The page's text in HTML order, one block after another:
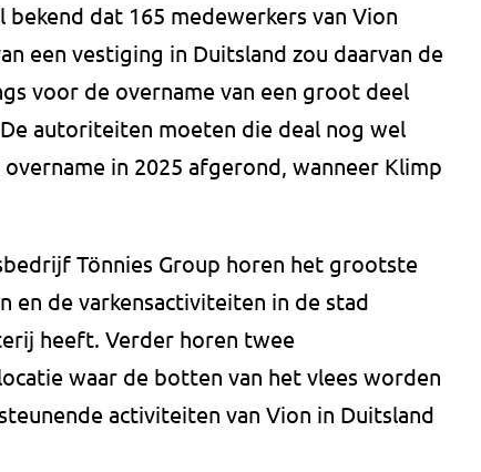
bekend dat 165 medewerkers van Vion
een vestiging in Duitsland zou daarvan de
voor de overname van een groot deel
autoriteiten moeten die deal nog wel
in 2025 afgerond, wanneer Klimp
Tönnies Group horen het grootste
en de varkensactiviteiten in de stad
heeft. Verder horen twee
waar de botten van het vlees worden
activiteiten van Vion in Duitsland